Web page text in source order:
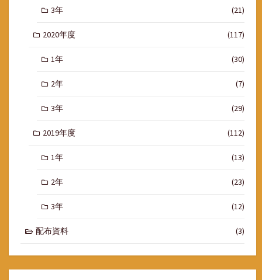
3年 (21)
2020年度 (117)
1年 (30)
2年 (7)
3年 (29)
2019年度 (112)
1年 (13)
2年 (23)
3年 (12)
配布資料 (3)